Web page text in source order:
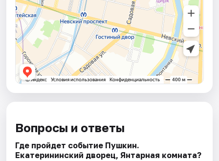
Вопросы и ответы
Где пройдет событие Пушкин.
Екатерининский дворец, Янтарная комната?